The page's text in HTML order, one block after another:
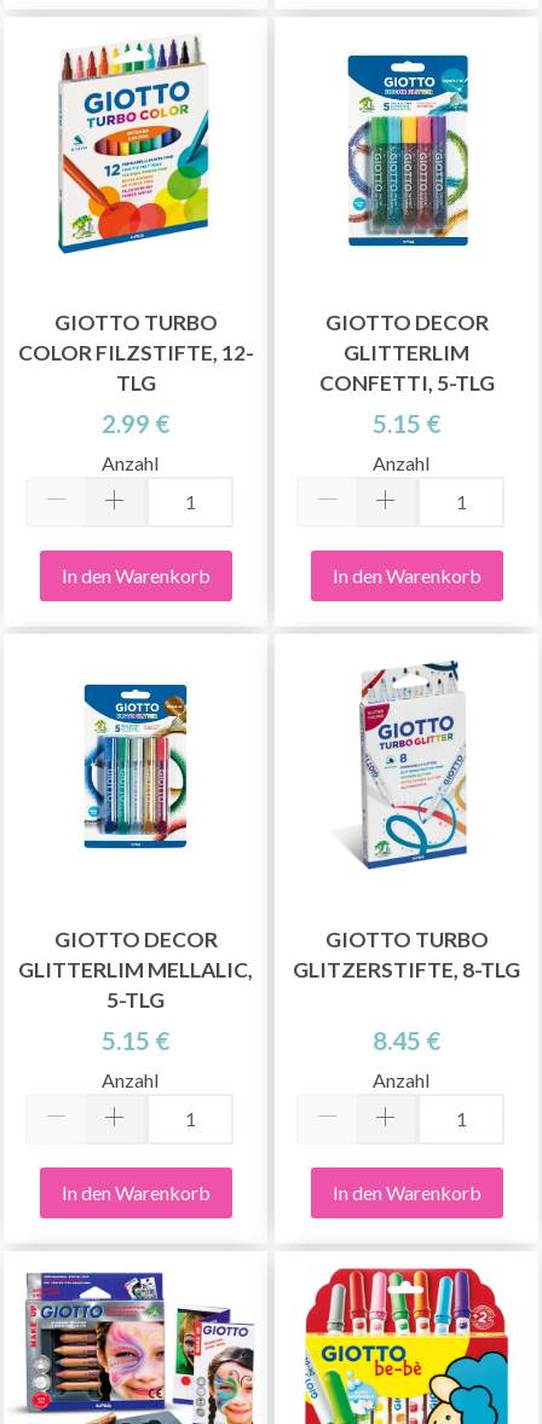
GIOTTO TURBO
COLOR FILZSTIFTE, 12-
TLG
2.99 €
Anzahl
In den Warenkorb
GIOTTO DECOR
GLITTERLIM
CONFETTI, 5-TLG
5.15 €
Anzahl
In den Warenkorb
GIOTTO DECOR
GLITTERLIM MELLALIC,
5-TLG
5.15 €
Anzahl
In den Warenkorb
GIOTTO TURBO
GLITZERSTIFTE, 8-TLG
8.45 €
Anzahl
In den Warenkorb